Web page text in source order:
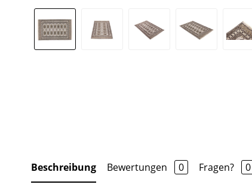
Beschreibung Bewertungen 0 Fragen? 0